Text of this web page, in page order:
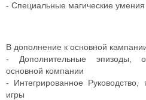
- Специальные магические умения
В дополнение к основной
- Дополнительные эпизоды,
основной компании
- Интегрированное
игры